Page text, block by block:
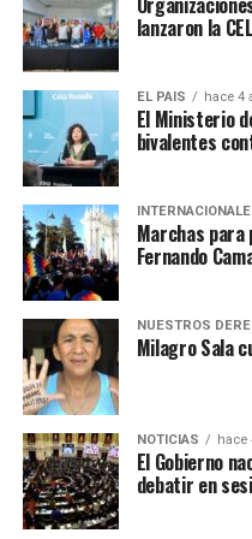
Defendamos
Secundaria
— Amsafe Rosario
lanzaron la
EL PAIS hace 4
El Ministerio
bivalentes
Marchas
Fernando
NUESTROS
Milagro Sala
NOTICIAS hace
El Gobierno
debatir en